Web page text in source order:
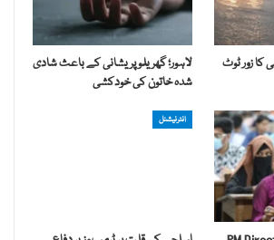
کا زور ٹوٹ
لاہور؛ گھریلو پریشانی کے باعث شادی
شدہ خاتون کی خودکشی
انٹرنیشنل